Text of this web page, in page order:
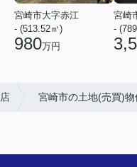
宮崎市大字赤江
- (513.52㎡)
980万円
宮崎
-
宮崎市の土地(売買)